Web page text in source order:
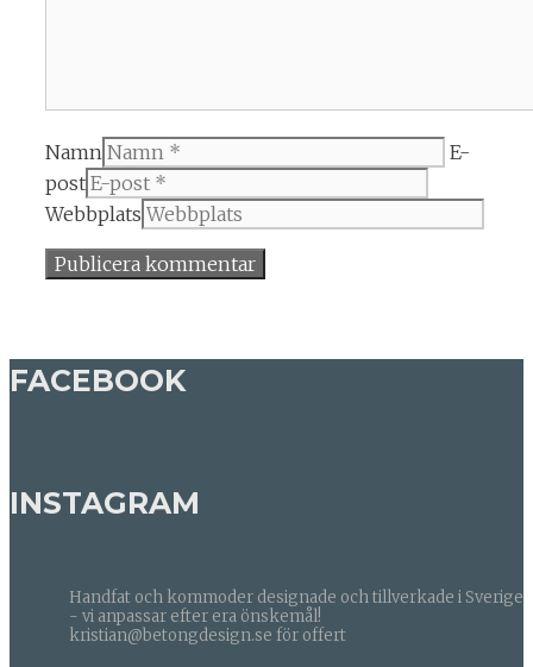
Namn
E-
post
Webbplats
FACEBOOK
INSTAGRAM
Handfat och kommoder designade och tillverkade i Sverige
- vi anpassar efter era önskemål!
kristian@betongdesign.se för offert